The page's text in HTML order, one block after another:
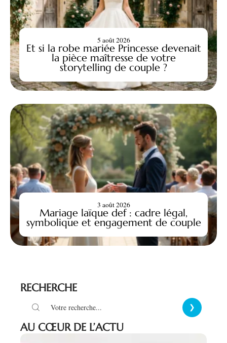
Et si la robe mariée Princesse devenait
la pièce maîtresse de votre
storytelling de couple ?
5 août 2026
Mariage laïque def : cadre légal,
symbolique et engagement de couple
3 août 2026
RECHERCHE
AU CŒUR DE L’ACTU